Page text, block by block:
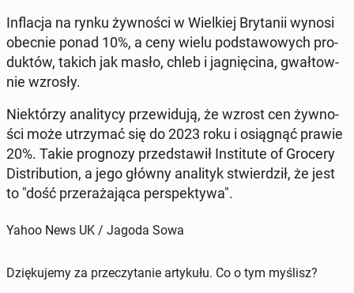
In­fla­cja na rynku żyw­no­ści w Wiel­kiej Bry­ta­nii wynosi
obecnie ponad 10%, a ceny wielu pod­sta­wo­wych pro­
duk­tów, takich jak masło, chleb i ja­gnię­ci­na, gwał­tow­
nie wzrosły.
Nie­któ­rzy ana­li­ty­cy prze­wi­du­ją, że wzrost cen żyw­no­
ści może utrzy­mać się do 2023 roku i osią­gnąć prawie
20%. Takie pro­gno­zy przed­sta­wił In­sti­tu­te of Grocery
Di­stri­bu­tion, a jego główny ana­li­tyk stwier­dził, że jest
to "dość prze­ra­ża­ją­ca per­spek­ty­wa".
Yahoo News UK / Jagoda Sowa
Dziękujemy za przeczytanie artykułu. Co o tym myślisz?